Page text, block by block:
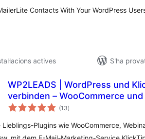
Contacts With Your WordPress
actives
S'ha
WP2LEADS | WordPress und KlickTipp einfach
verbinden – WooCommerce
verbinden
(13puntuacions
totals
)
Plugins wie WooCommerce,